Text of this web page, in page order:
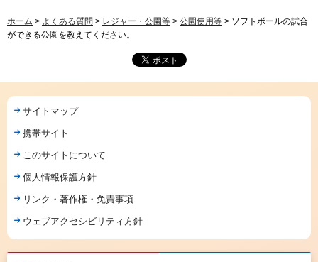
ホーム > よくある質問 > レジャー・公園等 > 公園使用等 > ソフトボールの試合
ができる公園を教えてください。
サイトマップ
携帯サイト
このサイトについて
個人情報保護方針
リンク・著作権・免責事項
ウェブアクセシビリティ方針